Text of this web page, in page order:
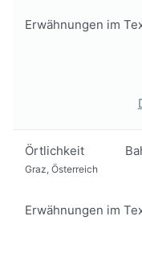
Erwähnungen im
Örtlichkeit
Graz, Österreich
Erwähnungen im